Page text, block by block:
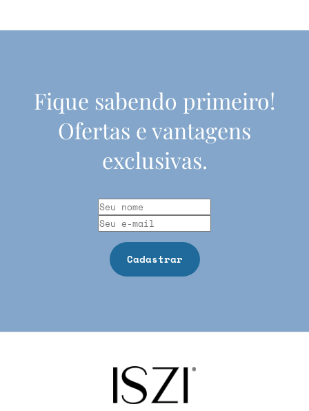
Fique sabendo primeiro!
Ofertas e vantagens
exclusivas.